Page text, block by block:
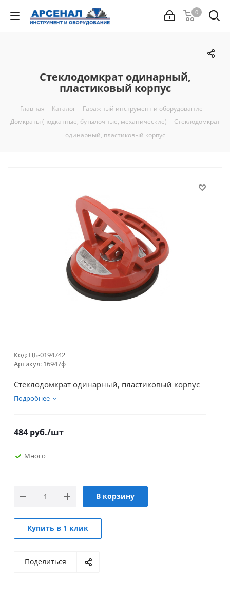
0
Стеклодомкрат одинарный,
пластиковый корпус
Главная - Каталог - Гаражный инструмент и оборудование -
Домкраты (подкатные, бутылочные, механические) - Стеклодомкрат
одинарный, пластиковый корпус
Код: ЦБ-0194742
Артикул: 16947ф
Стеклодомкрат одинарный, пластиковый корпус
Подробнее
484 руб./шт
Много
В корзину
Купить в 1 клик
Поделиться